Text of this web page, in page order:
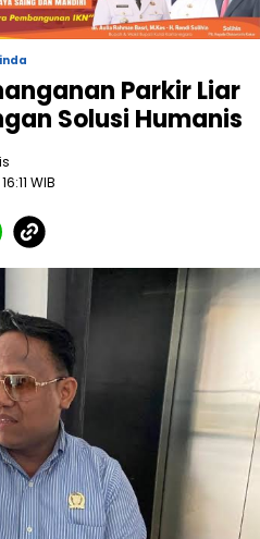
Parkir Liar
Solusi Humanis
WIB